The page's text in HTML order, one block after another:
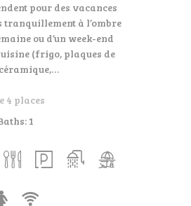
pour des vacances
à l’ombre
ou d’un week-end
(frigo, plaques de
4 places
1